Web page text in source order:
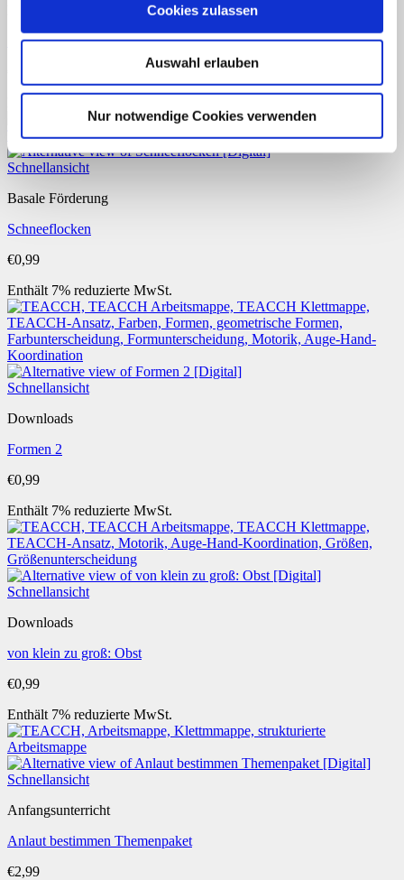
Cookies zulassen
Auswahl erlauben
Nur notwendige Cookies verwenden
Schmetterlinge zuordnen
Schnellansicht
Basale Förderung
Schneeflocken
€0,99
Enthält 7% reduzierte MwSt.
Schnellansicht
Downloads
Formen 2
€0,99
Enthält 7% reduzierte MwSt.
Schnellansicht
Downloads
von klein zu groß: Obst
€0,99
Enthält 7% reduzierte MwSt.
Schnellansicht
Anfangsunterricht
Anlaut bestimmen Themenpaket
€2,99